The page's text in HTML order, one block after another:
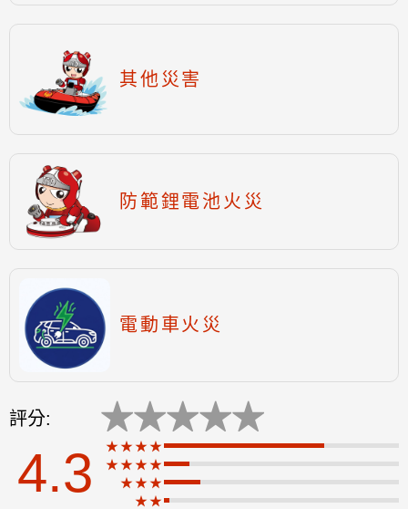
其他災害
防範鋰電池火災
電動車火災
評分: ★★★★★
4.3
★★★★
★
★★★★
★★★
★★